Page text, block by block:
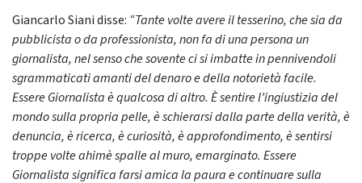
Giancarlo Siani disse: “Tante volte avere il tesserino, che sia da
pubblicista o da professionista, non fa di una persona un
giornalista, nel senso che sovente ci si imbatte in pennivendoli
sgrammaticati amanti del denaro e della notorietà facile.
Essere Giornalista è qualcosa di altro. È sentire l’ingiustizia del
mondo sulla propria pelle, è schierarsi dalla parte della verità, è
denuncia, è ricerca, è curiosità, è approfondimento, è sentirsi
troppe volte ahimè spalle al muro, emarginato. Essere
Giornalista significa farsi amica la paura e continuare sulla